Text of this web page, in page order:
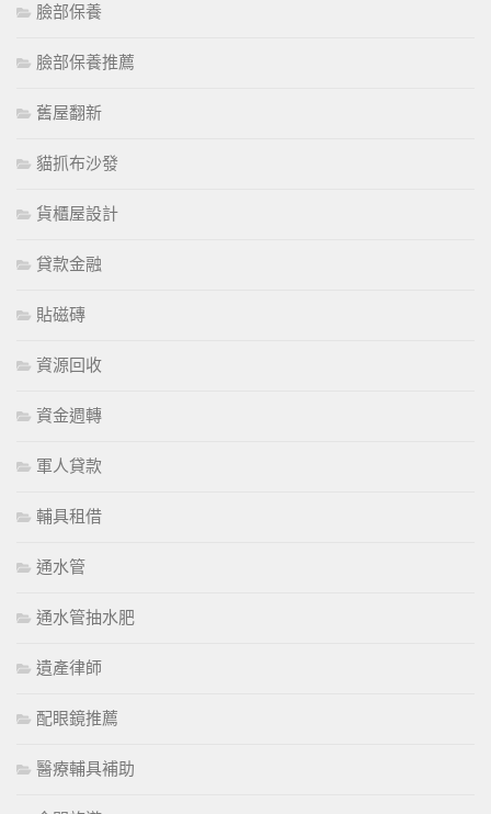
臉部保養
臉部保養推薦
舊屋翻新
貓抓布沙發
貨櫃屋設計
貸款金融
貼磁磚
資源回收
資金週轉
軍人貸款
輔具租借
通水管
通水管抽水肥
遺產律師
配眼鏡推薦
醫療輔具補助